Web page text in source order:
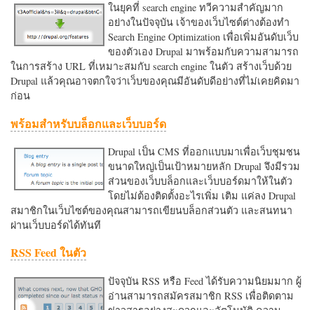
ในยุคที่ search engine ทวีความสำคัญมาก
อย่างในปัจจุบัน เจ้าของเว็บไซต์ต่างต้องทำ
Search Engine Optimization เพื่อเพิ่มอันดับเว็บ
ของตัวเอง Drupal มาพร้อมกับความสามารถ
ในการสร้าง URL ที่เหมาะสมกับ search engine ในตัว สร้างเว็บด้วย
Drupal แล้วคุณอาจตกใจว่าเว็บของคุณมีอันดับดีอย่างที่ไม่เคยคิดมา
ก่อน
พร้อมสำหรับบล็อกและเว็บบอร์ด
Drupal เป็น CMS ที่ออกแบบมาเพื่อเว็บชุมชน
ขนาดใหญ่เป็นเป้าหมายหลัก Drupal จึงมีรวม
ส่วนของเว็บบล็อกและเว็บบอร์ดมาให้ในตัว
โดยไม่ต้องติดตั้งอะไรเพิ่ม เติม แค่ลง Drupal
สมาชิกในเว็บไซต์ของคุณสามารถเขียนบล็อกส่วนตัว และสนทนา
ผ่านเว็บบอร์ดได้ทันที
RSS Feed ในตัว
ปัจจุบัน RSS หรือ Feed ได้รับความนิยมมาก ผู้
อ่านสามารถสมัครสมาชิก RSS เพื่อติดตาม